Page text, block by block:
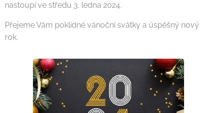
nastoupí ve středu 3. ledna 2024.
Přejeme Vám poklidné vánoční svátky a úspěšný nový
rok.